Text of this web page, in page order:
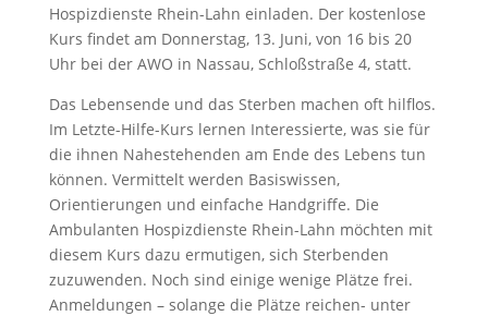
Hospizdienste Rhein-Lahn einladen. Der kostenlose
Kurs findet am Donnerstag, 13. Juni, von 16 bis 20
Uhr bei der AWO in Nassau, Schloßstraße 4, statt.
Das Lebensende und das Sterben machen oft hilflos.
Im Letzte-Hilfe-Kurs lernen Interessierte, was sie für
die ihnen Nahestehenden am Ende des Lebens tun
können. Vermittelt werden Basiswissen,
Orientierungen und einfache Handgriffe. Die
Ambulanten Hospizdienste Rhein-Lahn möchten mit
diesem Kurs dazu ermutigen, sich Sterbenden
zuzuwenden. Noch sind einige wenige Plätze frei.
Anmeldungen – solange die Plätze reichen- unter